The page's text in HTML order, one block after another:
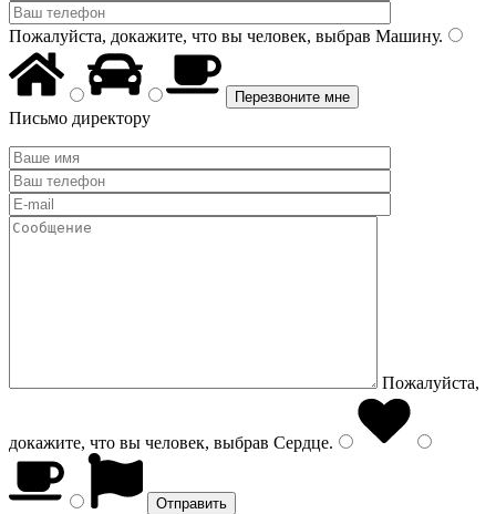
Пожалуйста, докажите, что вы человек, выбрав Машину.
Письмо директору
Пожалуйста,
докажите, что вы человек, выбрав Сердце.